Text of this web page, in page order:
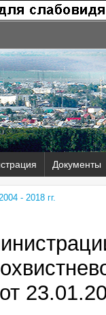
Документы
- 2018 гг.